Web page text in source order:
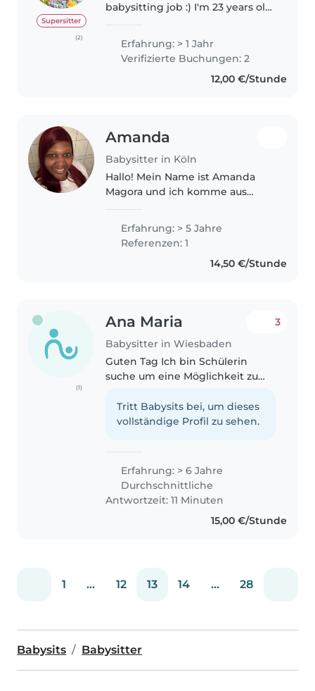
Supersitter
(2)
babysitting job :) I'm 23 years old
to Munich. I would like to
combine babysitting with the
internships I'm doing at..
Erfahrung: > 1 Jahr
Verifizierte Buchungen: 2
12,00 €/Stunde
Amanda
Babysitter in Köln
Hallo! Mein Name ist Amanda
Magora und ich komme aus
Seeberg. Beruflich habe ich 5
Jahre Erfahrung in der
Kinderbetreuung aus meinem
Heimatland und bereits..
Erfahrung: > 5 Jahre
Referenzen: 1
14,50 €/Stunde
(1)
Ana Maria
Babysitter in Wiesbaden
3
Guten Tag Ich bin Schülerin
suche um eine Möglichkeit zu
Jahr lang auf ein neugeborenen
aufgepasst, habe schon
Tritt Babysits bei, um dieses
vollständige Profil zu sehen.
Erfahrung: > 6 Jahre
Durchschnittliche
Antwortzeit: 11 Minuten
15,00 €/Stunde
1 ... 12 13 14 ... 28
Babysits Babysitter